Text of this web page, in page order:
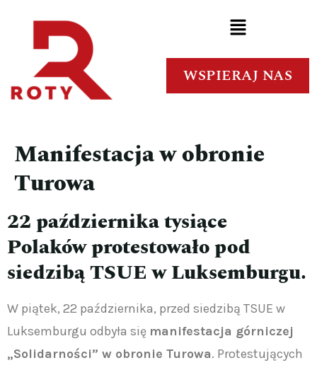
WSPIERAJ NAS
Manifestacja w obronie
Turowa
22 października tysiące
Polaków protestowało pod
siedzibą TSUE w Luksemburgu.
W piątek, 22 października, przed siedzibą TSUE w
Luksemburgu odbyła się manifestacja górniczej
„Solidarności” w obronie Turowa. Protestujących